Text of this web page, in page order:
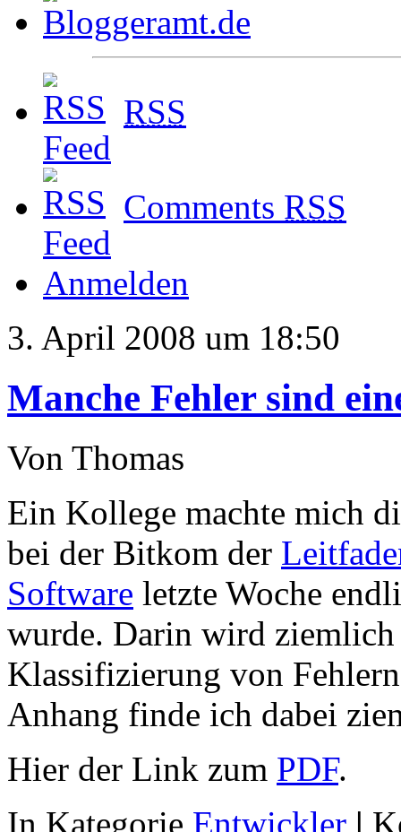
RSS
Comments RSS
Anmelden
3. April 2008 um 18:50
Manche Fehler sind
Von Thomas
Ein Kollege machte mich
bei der Bitkom der
Software letzte Woche
wurde. Darin wird
Klassifizierung von
Anhang finde ich dabei
Hier der Link zum PDF.
In Kategorie Entwickler |